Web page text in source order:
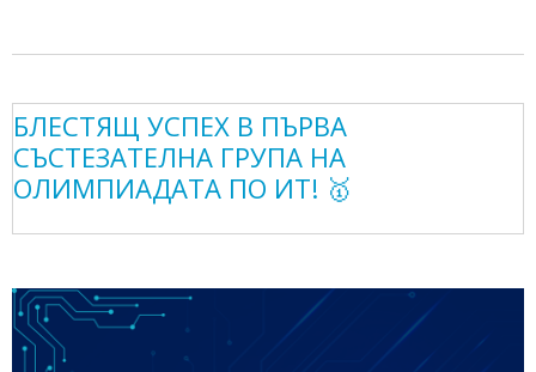
БЛЕСТЯЩ УСПЕХ В ПЪРВА
СЪСТЕЗАТЕЛНА ГРУПА НА
ОЛИМПИАДАТА ПО ИТ! 🥇